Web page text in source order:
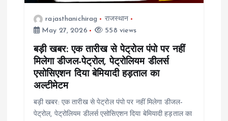
rajasthanichirag
राजस्थान
May 27, 2026
558 views
बड़ी खबर: एक तारीख से पेट्रोल पंपो पर नहीं
मिलेगा डीजल-पेट्रोल, पेट्रोलियम डीलर्स
एसोसिएशन दिया बेमियादी हड़ताल का
अल्टीमेटम
बड़ी खबर: एक तारीख से पेट्रोल पंपो पर नहीं मिलेगा डीजल-
पेट्रोल, पेट्रोलियम डीलर्स एसोसिएशन दिया बेमियादी हड़ताल का